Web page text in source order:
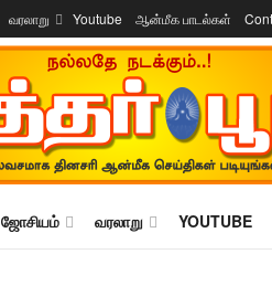
வரலாறு Youtube ஆன்மீக பாடல்கள்
ஜோசியம் வரலாறு YOUTUBE